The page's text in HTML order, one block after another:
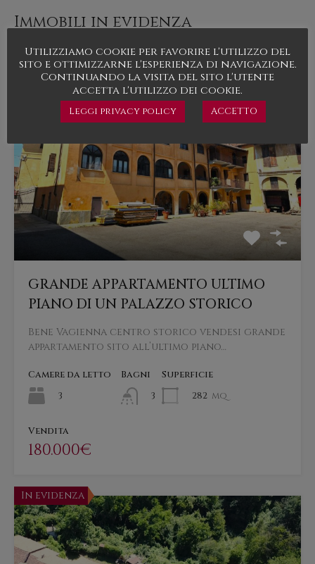
Immobili in evidenza
In evidenza
GRANDE APPARTAMENTO ULTIMO
PIANO DI UN PALAZZO STORICO
Bene Vagienna centro storico vendesi grande
appartamento sito all’ultimo piano…
Camere da letto
3
Bagni
3
Superficie
282 mq
Vendita
180.000€
In evidenza
Utilizziamo cookie per favorire l'utilizzo del
sito e ottimizzarne l'esperienza di navigazione.
Continuando la visita del sito l'utente
accetta l'utilizzo dei cookie.
Leggi privacy policy ACCETTO